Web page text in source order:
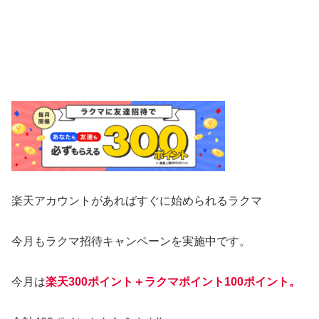
楽天アカウントがあればすぐに始められるラクマ
今月もラクマ招待キャンペーンを実施中です。
今月は楽天300ポイント＋ラクマポイント100ポイント。